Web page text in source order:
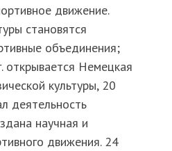
движение.
становятся
объединения;
открывается Немецкая
культуры, 20
деятельность
научная и
движения. 24